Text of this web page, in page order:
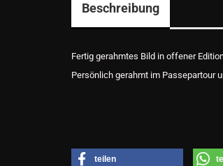
Beschreibung
Fertig gerahmtes Bild in offener
Persönlich gerahmt im Passepartour
teilen